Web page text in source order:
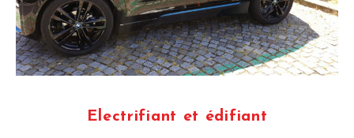
Electrifiant et édifiant